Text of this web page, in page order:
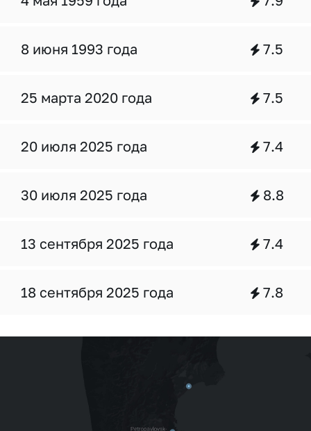
8 июня 1993 года 7.5
25 марта 2020 года 7.5
20 июля 2025 года 7.4
30 июля 2025 года 8.8
13 сентября 2025 года 7.4
18 сентября 2025 года 7.8